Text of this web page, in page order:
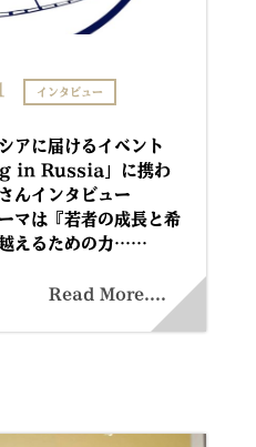
インタビュー
アに届けるイベント
in Russia」に携わ
んインタビュー
マは『若者の成長と希
えるための力……
Read More....